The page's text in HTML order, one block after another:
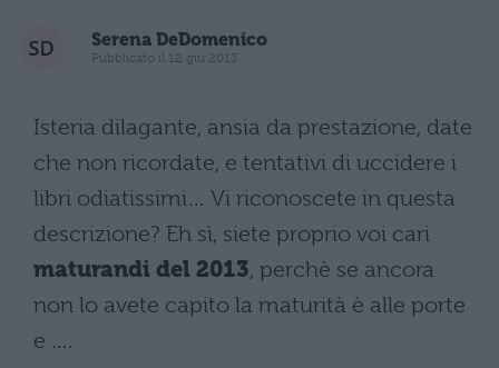
Serena DeDomenico
Pubblicato il 12 giu 2013
Isteria dilagante, ansia da prestazione, date
che non ricordate, e tentativi di uccidere i
libri odiatissimi… Vi riconoscete in questa
descrizione? Eh sì, siete proprio voi cari
maturandi del 2013, perchè se ancora
non lo avete capito la maturità è alle porte
e ….